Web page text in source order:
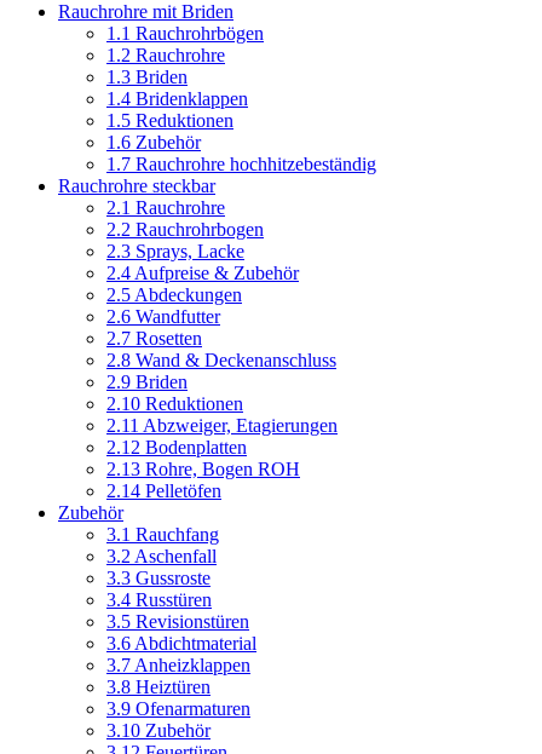
Rauchrohre mit Briden
1.1 Rauchrohrbögen
1.2 Rauchrohre
1.3 Briden
1.4 Bridenklappen
1.5 Reduktionen
1.6 Zubehör
1.7 Rauchrohre hochhitzebeständig
Rauchrohre steckbar
2.1 Rauchrohre
2.2 Rauchrohrbogen
2.3 Sprays, Lacke
2.4 Aufpreise & Zubehör
2.5 Abdeckungen
2.6 Wandfutter
2.7 Rosetten
2.8 Wand & Deckenanschluss
2.9 Briden
2.10 Reduktionen
2.11 Abzweiger, Etagierungen
2.12 Bodenplatten
2.13 Rohre, Bogen ROH
2.14 Pelletöfen
Zubehör
3.1 Rauchfang
3.2 Aschenfall
3.3 Gussroste
3.4 Russtüren
3.5 Revisionstüren
3.6 Abdichtmaterial
3.7 Anheizklappen
3.8 Heiztüren
3.9 Ofenarmaturen
3.10 Zubehör